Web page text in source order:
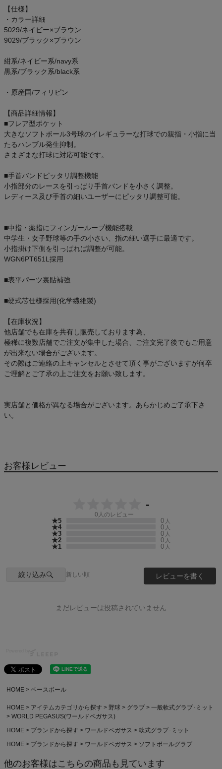
ご利用ガイド
クーポン一覧
商品レビュー
アウトレットセール
スタッフコーディネート
スタッフブログ
【仕様】
・カラー詳細
5029/ネイビー×ブラウン
9029/ブラック×ブラウン
紺系/ネイビー系/navy系
黒系/ブラック系/black系
・原産国/フィリピン
【商品詳細情報】
■フレア型ポケット
大きなソフトボール3号球のイレギュラーな打球での親指・小指に当
たるハンブル発生抑制。
さまざまな打球に対応可能です。
■手首バンドピッタリ調整機能
小指部分のレースを引っぱり手首バンドを小さく調整。
レディース及び手首の細いユーザーにピッタリ調整可能。
■中指・薬指にフィンガーループ機能搭載
中学生・女子野球等の手の小さい、指の細い選手に最適です。
小指掛け下側を引っぱれば調整が可能。
WGN6PT651L採用
■表平パーツ裏貼補強
■硬式芯仕様採用(化学繊維製)
【在庫状況】
他店舗でも在庫を共有し販売しております為、
極稀に複数店舗でご注文が集中した場合、ご注文完了後でもご用意
が出来ない場合がございます。
その際はご連絡の上キャンセルとさせて頂く事がございますが何卒
ご理解とご了承の上ご注文をお願い致します。
実店舗と価格が異なる場合がございます。あらかじめご了承下さ
い。
お客様レビュー
-
0 人のレビュー
★5 0 人
★4 0 人
★3 0 人
★2 0 人
★1 0 人
絞り込み 新しい順 レビューを書く
まだレビューは投稿されていません
HOME ベースボール
HOME アイテムカテゴリから探す 野球 グラブ
一般軟式グラブ･ミット
WORLD PEGASUS(ワールドペガサス)
HOME
ブランドから探す ワールドペガサス
軟式グラブ･ミット
HOME
ブランドから探す ワールドペガサス ソフトボールグラブ
他のお客様はこちらの商品も見ています